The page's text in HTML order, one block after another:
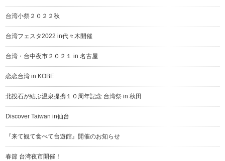
台湾小祭２０２２秋
台湾フェスタ2022 in代々木開催
台湾・台中夜市２０２１ in 名古屋
恋恋台湾 in KOBE
北投石が結ぶ温泉提携１０周年記念 台湾祭 in 秋田
Discover Taiwan in仙台
『来て観て食べて台遊館』開催のお知らせ
春節 台湾夜市開催！